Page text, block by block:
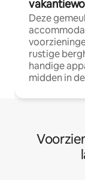
Deze
rustige
handige
midden in